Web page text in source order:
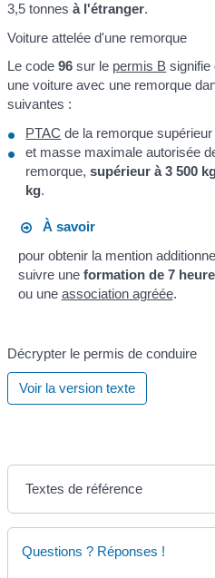
3,5 tonnesà l'étranger.
Voiture attelée d'une remorque
Le code96 sur le permis B signifie
une voiture avec une remorque
suivantes :
PTAC de la remorque
et masse maximale autorisée
remorque,supérieur à 3 500
kg.
À savoir
pour obtenir la mention
suivre une formation de 7
ou une association agréée.
Décrypter le permis de conduire
Voir la version texte
Textes de référence
Questions ? Réponses !